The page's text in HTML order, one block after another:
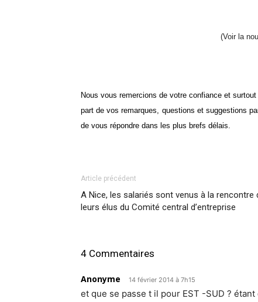
(Voir la
Nous vous remercions de votre confiance et
part de vos remarques, questions et suggestions
de vous répondre dans les plus brefs délais.
Article précédent
A Nice, les salariés sont venus à la rencontre
leurs élus du Comité central d’entreprise
4 Commentaires
Anonyme 14 février 2014 à 7h15
et que se passe t il pour EST -SUD ?